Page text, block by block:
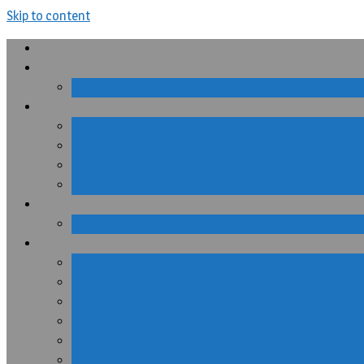
Skip to content